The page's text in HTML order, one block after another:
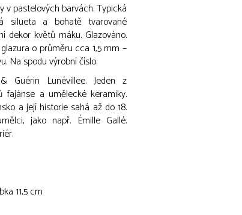
v pastelových barvách. Typická
silueta a bohatě tvarované
dekor květů máku. Glazováno.
o průměru cca 1,5 mm –
Na spodu výrobní číslo.
Guérin Lunévillee. Jeden z
fajánse a umělecké keramiky.
a její historie sahá až do 18.
jako např. Émille Gallé.
11,5 cm